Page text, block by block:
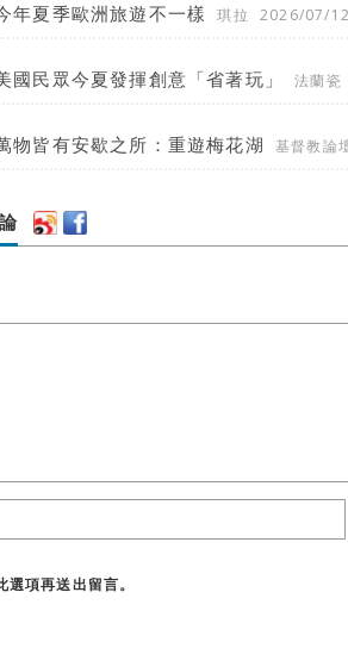
年夏季歐洲旅遊不一樣 琪拉 2026/07/12
國民眾今夏發揮創意「省著玩」 法蘭瓷
物皆有安歇之所：重遊梅花湖 基督教論
選項再送出留言。